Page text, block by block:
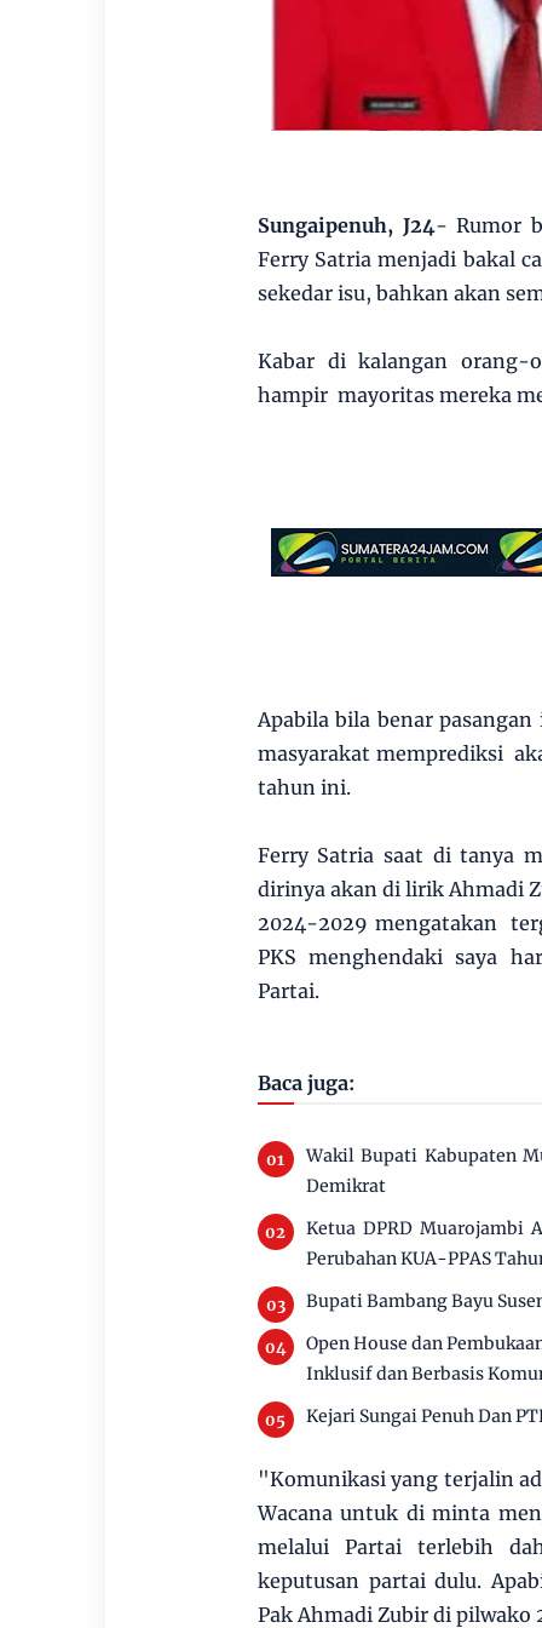
Sungaipenuh, J24- Rumor
Ferry Satria menjadi bakal
sekedar isu, bahkan akan
Kabar di kalangan orang-
hampir mayoritas mereka
Apabila bila benar
masyarakat memprediksi
tahun ini.
Ferry Satria saat di tanya
dirinya akan di lirik Ahmadi
2024-2029 mengatakan
PKS menghendaki saya
Partai.
Baca juga:
Wakil Bupati Kabupaten
Demikrat
Ketua DPRD Muarojambi
Perubahan KUA-PPAS
Bupati Bambang Bayu
Open House dan
Inklusif dan Berbasis
Kejari Sungai Penuh Dan
"Komunikasi yang terjalin
Wacana untuk di minta
melalui Partai terlebih
keputusan partai dulu.
Pak Ahmadi Zubir di